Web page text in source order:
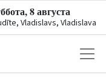
8 августа
Vladislavs, Vladislava